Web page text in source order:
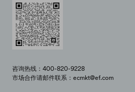
咨询热线：400-820-9228
市场合作请邮件联系：ecmkt@ef.com